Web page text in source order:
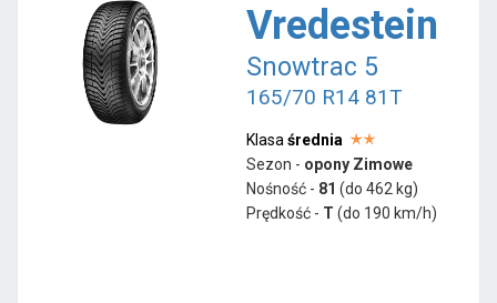
Vredestein
Snowtrac 5
165/70 R14 81T
Klasa średnia
Sezon - opony Zimowe
Nośność - 81 (do 462 kg)
Prędkość - T (do 190 km/h)